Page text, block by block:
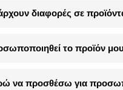
διαφορές σε
το προϊόν
να προσθέσω για